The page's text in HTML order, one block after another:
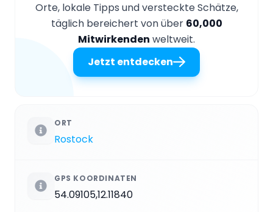
Orte, lokale Tipps und versteckte Schätze,
täglich bereichert von über 60,000
Mitwirkenden weltweit.
Jetzt entdecken
ORT
Rostock
GPS KOORDINATEN
54.09105,12.11840